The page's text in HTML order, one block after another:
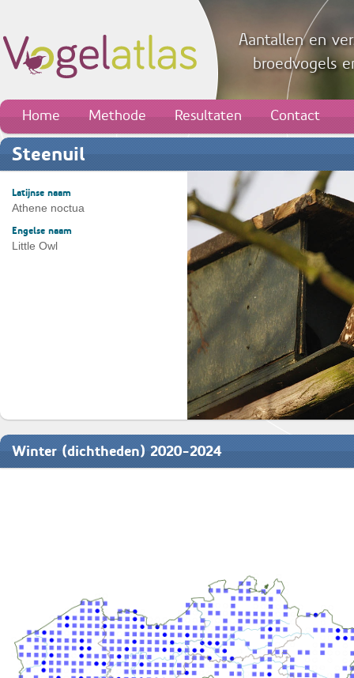
Aantallen en
broedvogels
Home Methode Resultaten Contact
Steenuil
Latijnse naam
Athene noctua
Engelse naam
Little Owl
Winter (dichtheden) 2020-2024